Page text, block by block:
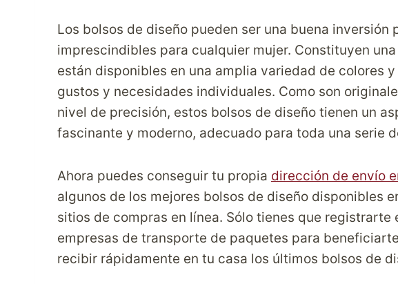
Los bolsos de diseño pueden ser una buena inversión
imprescindibles para cualquier mujer. Constituyen
están disponibles en una amplia variedad de colores
gustos y necesidades individuales. Como son
nivel de precisión, estos bolsos de diseño tienen un
fascinante y moderno, adecuado para toda una serie
Ahora puedes conseguir tu propia dirección de envío
algunos de los mejores bolsos de diseño disponibles
sitios de compras en línea. Sólo tienes que registrarte
empresas de transporte de paquetes para
recibir rápidamente en tu casa los últimos bolsos de